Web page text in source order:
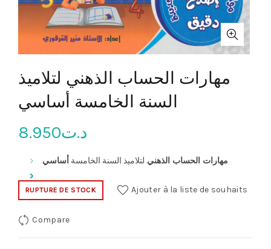
مهارات الحساب الذهني لتلاميذ
السنة الخامسة أساسي
د.ت8.950
مهارات الحساب الذهني لتلاميذ السنة الخامسة أساسي
RUPTURE DE STOCK Ajouter à la liste de souhaits
Compare